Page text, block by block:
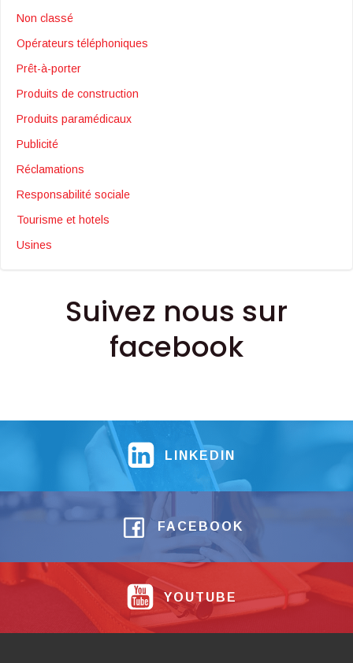
Non classé
Opérateurs téléphoniques
Prêt-à-porter
Produits de construction
Produits paramédicaux
Publicité
Réclamations
Responsabilité sociale
Tourisme et hotels
Usines
Suivez nous sur
facebook
LINKEDIN
FACEBOOK
YOUTUBE